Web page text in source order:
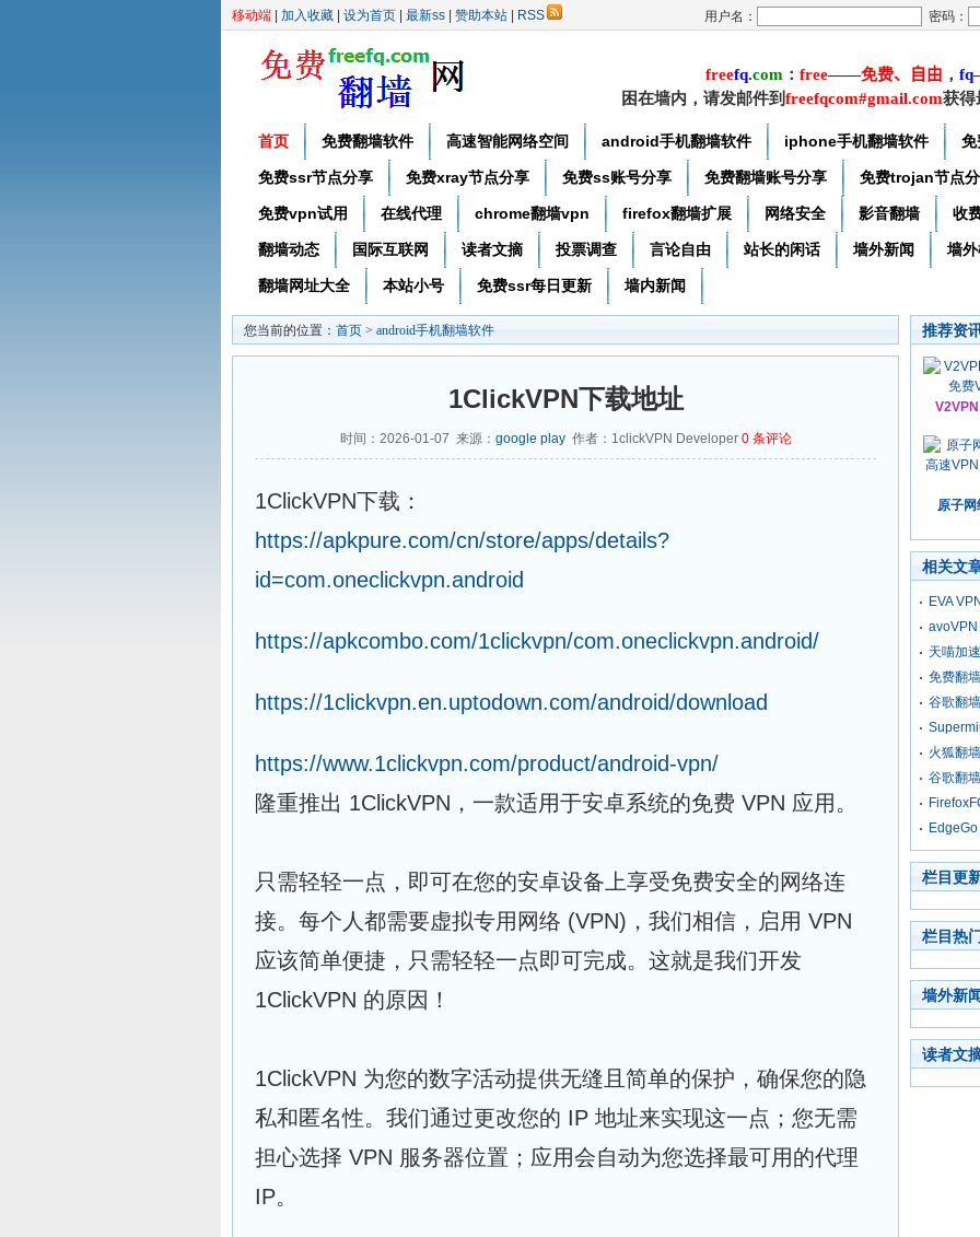
移动端 加入收藏 设为首页 最新ss 赞助本站 RSS 用户名： 密码：
freefq.com ： free——免费、自由 ， fq
困在墙内，请发邮件到freefqcom#gmail.com获得
首页 免费翻墙软件 高速智能网络空间 android手机翻墙软件 iphone手机翻墙软件 免
免费ssr节点分享 免费xray节点分享 免费ss账号分享 免费翻墙账号分享 免费trojan节点
免费vpn试用 在线代理 chrome翻墙vpn firefox翻墙扩展 网络安全 影音翻墙 收
翻墙动态 国际互联网 读者文摘 投票调查 言论自由 站长的闲话 墙外新闻 墙
翻墙网址大全 本站小号 免费ssr每日更新 墙内新闻
您当前的位置： 首页 > android手机翻墙软件
1ClickVPN下载地址
时间：2026-01-07 来源： google play作者：1clickVPN Developer 0 条评论
1ClickVPN下载：
https://apkpure.com/cn/store/apps/details?
id=com.oneclickvpn.android
https://apkcombo.com/1clickvpn/com.oneclickvpn.android/
https://1clickvpn.en.uptodown.com/android/download
https://www.1clickvpn.com/product/android-vpn/
隆重推出 1ClickVPN，一款适用于安卓系统的免费 VPN 应用。
只需轻轻一点，即可在您的安卓设备上享受免费安全的网络连
接。每个人都需要虚拟专用网络 (VPN)，我们相信，启用 VPN
应该简单便捷，只需轻轻一点即可完成。这就是我们开发
1ClickVPN 的原因！
1ClickVPN 为您的数字活动提供无缝且简单的保护，确保您的隐
私和匿名性。我们通过更改您的 IP 地址来实现这一点；您无需
担心选择 VPN 服务器位置；应用会自动为您选择最可用的代理
IP。
推荐资
原子
相关文
EVA
天喵加
免费翻
谷歌翻
火狐翻
谷歌翻
栏目更
栏目热
墙外新
读者文